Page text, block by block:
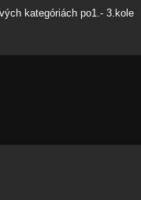
kategóriách po1.- 3.kole